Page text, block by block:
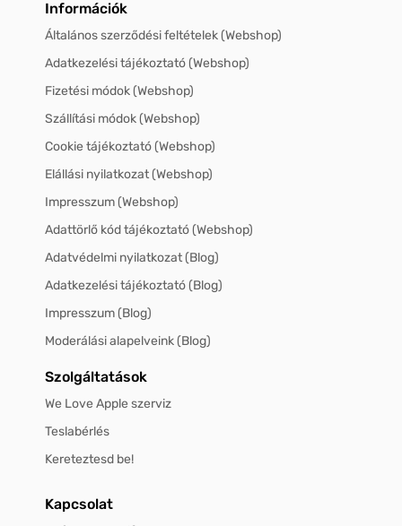
Információk
Általános szerződési feltételek (Webshop)
Adatkezelési tájékoztató (Webshop)
Fizetési módok (Webshop)
Szállítási módok (Webshop)
Cookie tájékoztató (Webshop)
Elállási nyilatkozat (Webshop)
Impresszum (Webshop)
Adattörlő kód tájékoztató (Webshop)
Adatvédelmi nyilatkozat (Blog)
Adatkezelési tájékoztató (Blog)
Impresszum (Blog)
Moderálási alapelveink (Blog)
Szolgáltatások
We Love Apple szerviz
Teslabérlés
Kereteztesd be!
Kapcsolat